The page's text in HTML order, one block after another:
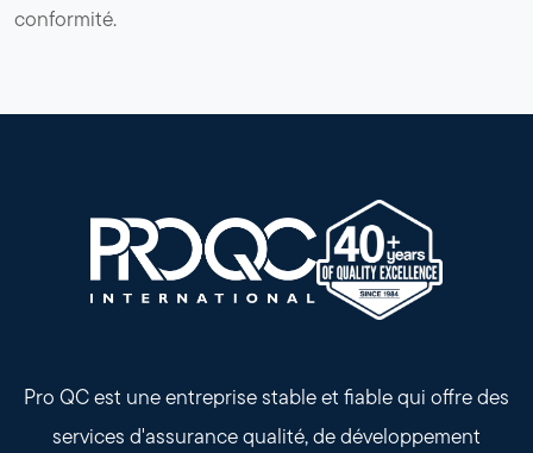
conformité.
Pro QC est une entreprise stable et fiable qui offre des
services d'assurance qualité, de développement